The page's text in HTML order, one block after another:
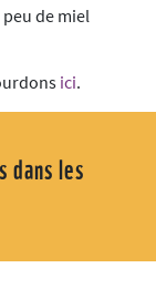
peu de miel
ici.
dans les